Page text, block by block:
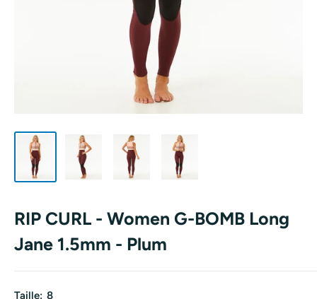
RIP CURL - Women G-BOMB Long
Jane 1.5mm - Plum
Taille: 8